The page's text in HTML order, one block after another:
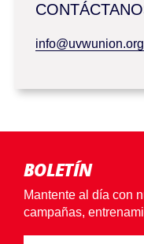
BOLETÍN
Mantente al día con
campañas,